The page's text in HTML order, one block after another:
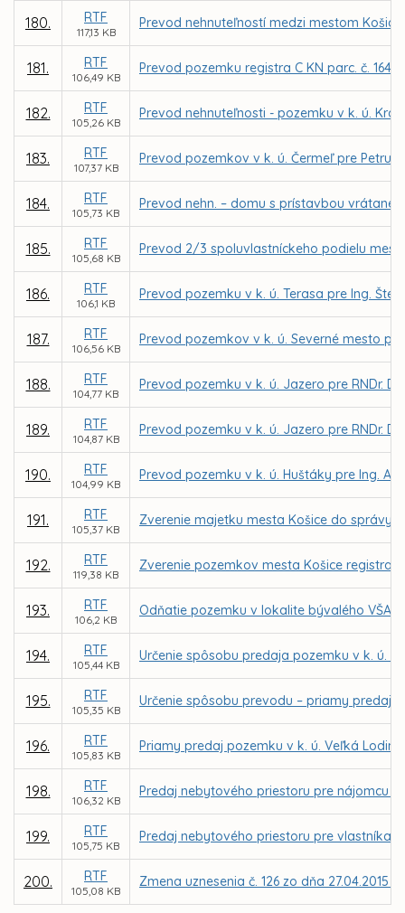
180. RTF
117,13 KB
Prevod nehnuteľností medzi mestom
181. RTF
106,49 KB
Prevod pozemku registra C KN parc. č.
182. RTF
105,26 KB
Prevod nehnuteľnosti - pozemku v k. ú.
183. RTF
107,37 KB
Prevod pozemkov v k. ú. Čermeľ pre Petru
184. RTF
105,73 KB
Prevod nehn. – domu s prístavbou vrátane
185. RTF
105,68 KB
Prevod 2/3 spoluvlastníckeho podielu
186. RTF
106,1 KB
Prevod pozemku v k. ú. Terasa pre Ing.
187. RTF
106,56 KB
Prevod pozemkov v k. ú. Severné mesto
188. RTF
104,77 KB
Prevod pozemku v k. ú. Jazero pre RNDr.
189. RTF
104,87 KB
Prevod pozemku v k. ú. Jazero pre RNDr.
190. RTF
104,99 KB
Prevod pozemku v k. ú. Huštáky pre Ing.
191. RTF
105,37 KB
Zverenie majetku mesta Košice do správy
192. RTF
119,38 KB
Zverenie pozemkov mesta Košice registra
193. RTF
106,2 KB
Odňatie pozemku v lokalite bývalého VŠA
194. RTF
105,44 KB
Určenie spôsobu predaja pozemku v k. ú.
195. RTF
105,35 KB
Určenie spôsobu prevodu – priamy predaj
196. RTF
105,83 KB
Priamy predaj pozemku v k. ú. Veľká
198. RTF
106,32 KB
Predaj nebytového priestoru pre nájomcu
199. RTF
105,75 KB
Predaj nebytového priestoru pre vlastníka
200. RTF
105,08 KB
Zmena uznesenia č. 126 zo dňa 27.04.2015